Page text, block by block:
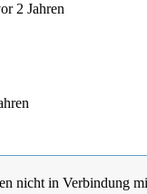
2 Jahren
nicht in Verbindung